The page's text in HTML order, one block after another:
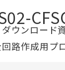
ダウンロード
路作成用プ